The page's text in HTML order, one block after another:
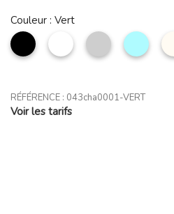
Couleur : Vert
noir Blanc Argent
Bleu
ciel
RÉFÉRENCE : 043cha0001-VERT
Voir les tarifs